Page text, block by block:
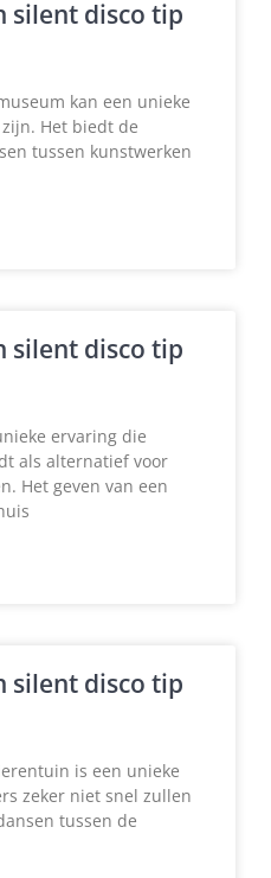
silent disco tip
kan een unieke
Het biedt de
tussen kunstwerken
silent disco tip
ervaring die
als alternatief voor
Het geven van een
silent disco tip
is een unieke
zeker niet snel zullen
tussen de